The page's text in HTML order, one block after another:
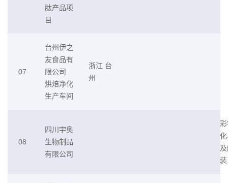
肽产品项
目
07
台州伊之
友食品有
限公司
烘焙净化
生产车间
浙江 台
州
08
四川宇奥
生物制品
有限公司